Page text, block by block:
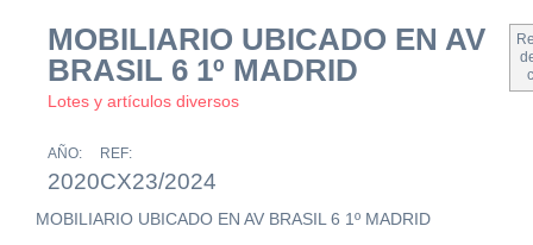
MOBILIARIO UBICADO EN AV
BRASIL 6 1º MADRID
Lotes y artículos diversos
AÑO:
2020
REF:
CX23/2024
MOBILIARIO UBICADO EN AV BRASIL 6 1º MADRID